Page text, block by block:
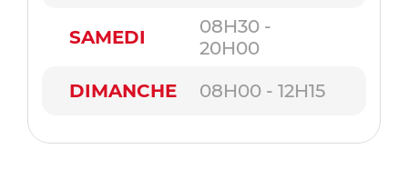
SAMEDI
08H30 -
20H00
DIMANCHE
08H00 - 12H15